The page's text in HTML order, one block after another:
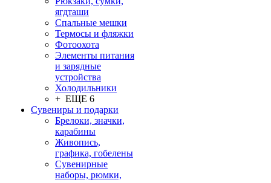
ягдташи
Спальные мешки
Термосы и фляжки
Фотоохота
Элементы питания
и зарядные
устройства
Холодильники
+ ЕЩЕ 6
Сувениры и подарки
Брелоки, значки,
карабины
Живопись,
графика, гобелены
Сувенирные
наборы, рюмки,